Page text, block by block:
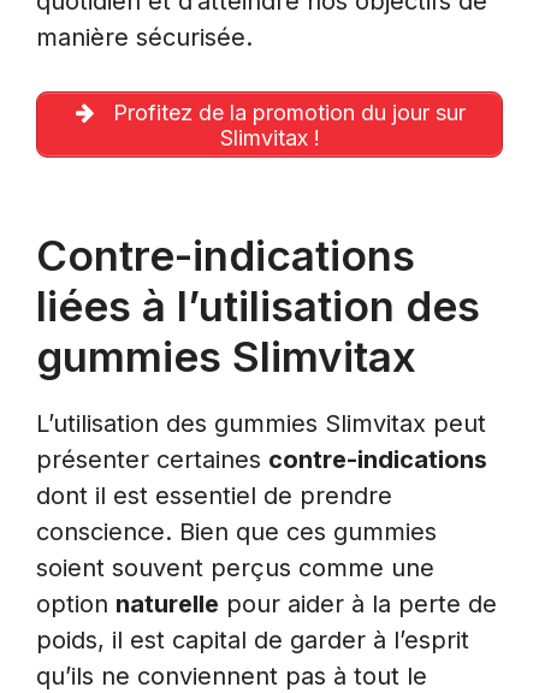
manière sécurisée.
Profitez de la promotion du jour sur
Slimvitax !
Contre-indications
liées à l’utilisation des
gummies Slimvitax
L’utilisation des gummies Slimvitax peut
présenter certaines contre-indications
dont il est essentiel de prendre
conscience. Bien que ces gummies
soient souvent perçus comme une
option naturelle pour aider à la perte de
poids, il est capital de garder à l’esprit
qu’ils ne conviennent pas à tout le